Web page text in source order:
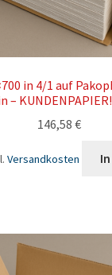
in 4/1 auf
–
146,58 €
Versandkosten